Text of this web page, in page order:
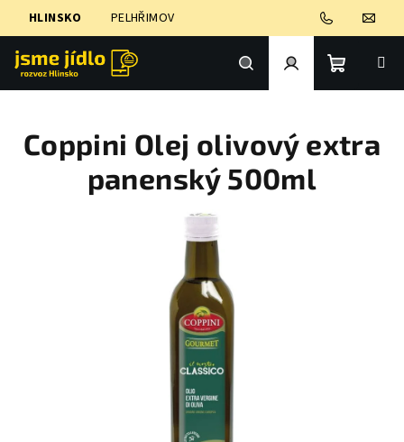
HLINSKO PELHŘIMOV
Hledat PřihlášeníNákupní
košík
Coppini Olej olivový extra
panenský 500ml